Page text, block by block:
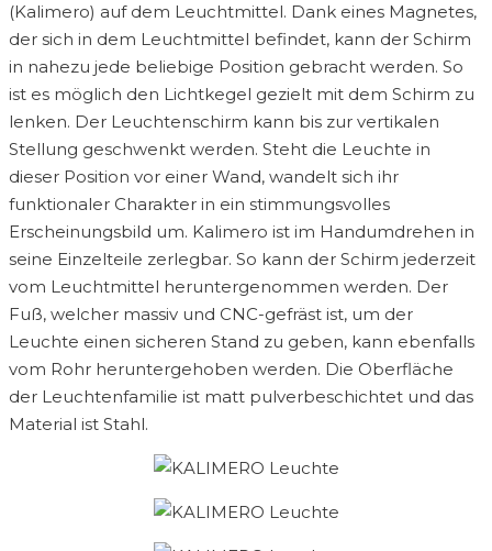
(Kalimero) auf dem Leuchtmittel. Dank eines Magnetes,
der sich in dem Leuchtmittel befindet, kann der Schirm
in nahezu jede beliebige Position gebracht werden. So
ist es möglich den Lichtkegel gezielt mit dem Schirm zu
lenken. Der Leuchtenschirm kann bis zur vertikalen
Stellung geschwenkt werden. Steht die Leuchte in
dieser Position vor einer Wand, wandelt sich ihr
funktionaler Charakter in ein stimmungsvolles
Erscheinungsbild um. Kalimero ist im Handumdrehen in
seine Einzelteile zerlegbar. So kann der Schirm jederzeit
vom Leuchtmittel heruntergenommen werden. Der
Fuß, welcher massiv und CNC-gefräst ist, um der
Leuchte einen sicheren Stand zu geben, kann ebenfalls
vom Rohr heruntergehoben werden. Die Oberfläche
der Leuchtenfamilie ist matt pulverbeschichtet und das
Material ist Stahl.